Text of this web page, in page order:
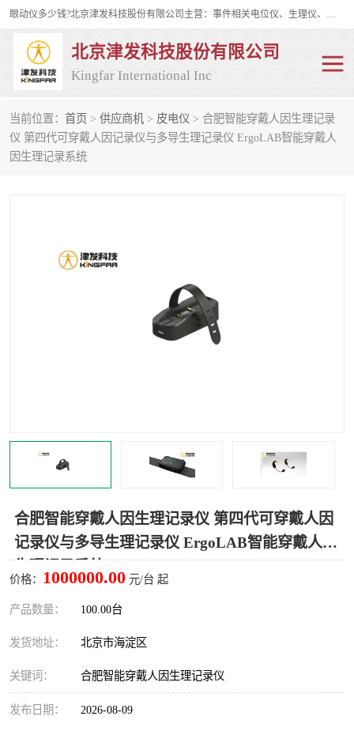
眼动仪多少钱?北京津发科技股份有限公司主营：事件相关电位仪、生理仪、肌电仪、脑电仪、皮电仪、眼动仪；是国家级高新技术企业、科技部认定的科技型中小企业和中关村高新技术企业，具备保密资格，具备自主进出口经营权；自主研发技术、产品与服务荣获多项省部级科学技术奖励、国家发明专利、国家软件著作权和省部级新技术新产品（服务）认证。
北京津发科技股份有限公司
Kingfar International Inc
当前位置： 首页 > 供应商机 > 皮电仪 > 合肥智能穿戴人因生理记录
仪 第四代可穿戴人因记录仪与多导生理记录仪 ErgoLAB智能穿戴人
因生理记录系统
合肥智能穿戴人因生理记录仪 第四代可穿戴人因
记录仪与多导生理记录仪 ErgoLAB智能穿戴人因
价格： 1000000.00 元/台 起
产品数量： 100.00台
发货地址： 北京市海淀区
关键词： 合肥智能穿戴人因生理记录仪
发布日期： 2026-08-09
皮电仪 脑电仪
行为观察与表情分析
人机交互实验室
神经营销与消费行为实验 车俩与驾驶模拟